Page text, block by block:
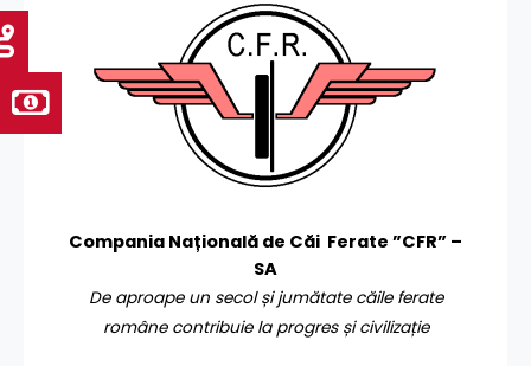
Compania Națională de Căi Ferate ”CFR” –
SA
De aproape un secol și jumătate căile ferate
române contribuie la progres și civilizație